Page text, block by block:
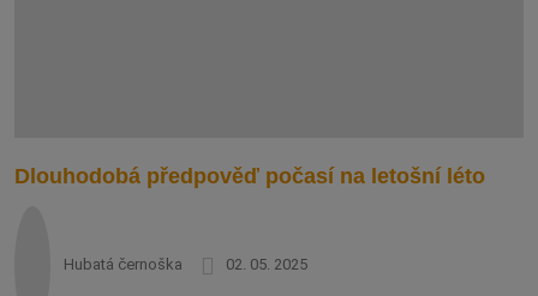
Dlouhodobá předpověď počasí na letošní léto
Hubatá černoška 02. 05. 2025